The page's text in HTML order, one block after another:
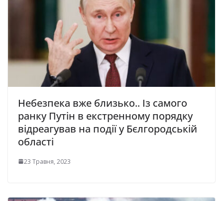
Небезпека вже близько.. Із самого
ранку Путін в екстренному порядку
відреагував на події у Бєлгородській
області
23 Травня, 2023